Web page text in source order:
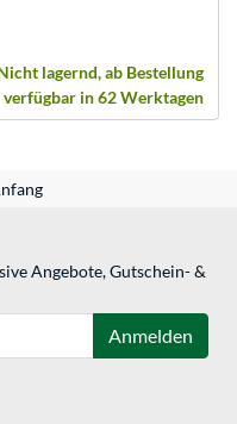
lagernd, ab Bestellung
verfügbar in 62 Werktagen
Angebote, Gutschein- &
Anmelden